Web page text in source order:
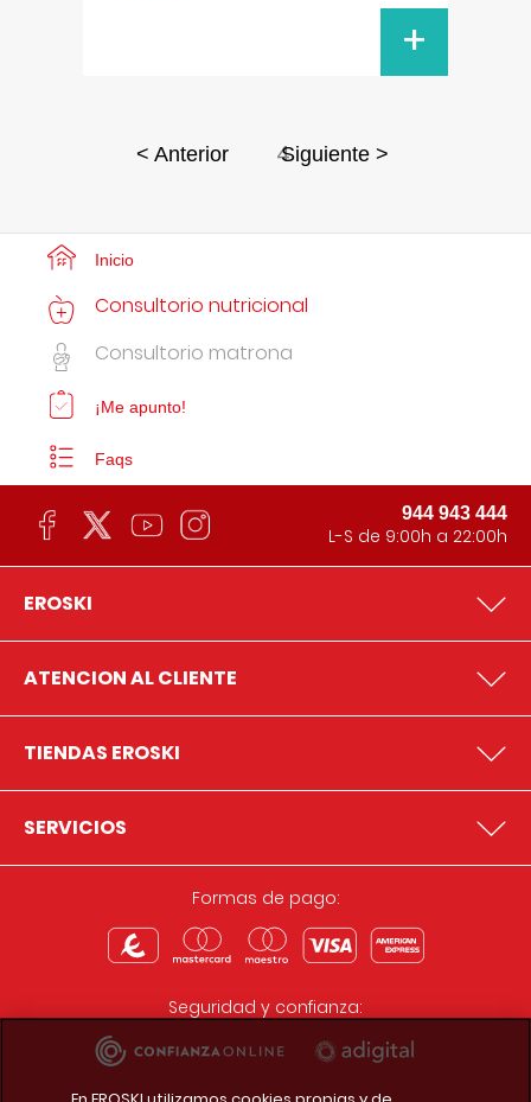
+
< Anterior 4
Siguiente >
Inicio
Consultorio nutricional
Consultorio matrona
¡Me apunto!
Faqs
944 943 444
L-S de 9:00h a 22:00h
EROSKI
ATENCION AL CLIENTE
TIENDAS EROSKI
SERVICIOS
Formas de pago:
Seguridad y confianza: